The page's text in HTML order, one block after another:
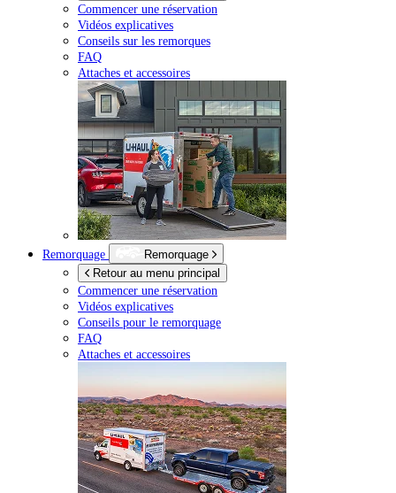
Commencer une réservation
Vidéos explicatives
Conseils sur les remorques
FAQ
Attaches et accessoires
Remorquage
Remorquage
Retour au menu principal
Commencer une réservation
Vidéos explicatives
Conseils pour le remorquage
FAQ
Attaches et accessoires